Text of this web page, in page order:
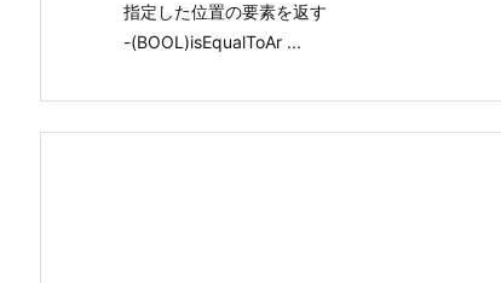
指定した位置の要素を返す
-(BOOL)isEqualToAr ...